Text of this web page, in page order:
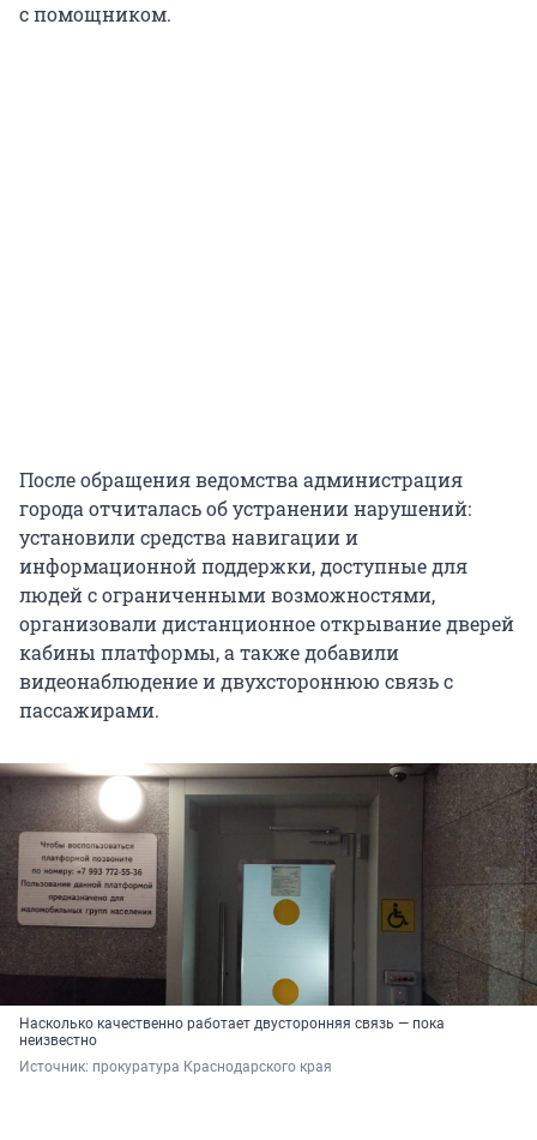
с помощником.
После обращения ведомства администрация
города отчиталась об устранении нарушений:
установили средства навигации и
информационной поддержки, доступные для
людей с ограниченными возможностями,
организовали дистанционное открывание дверей
кабины платформы, а также добавили
видеонаблюдение и двухстороннюю связь с
пассажирами.
Насколько качественно работает двусторонняя связь — пока
неизвестно
Источник: прокуратура Краснодарского края